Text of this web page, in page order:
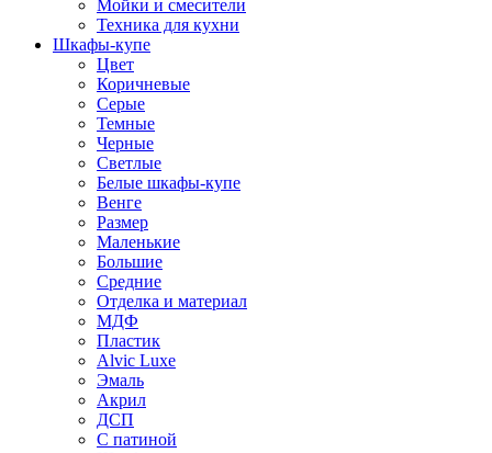
Мойки и смесители
Техника для кухни
Шкафы-купе
Цвет
Коричневые
Серые
Темные
Черные
Светлые
Белые шкафы-купе
Венге
Размер
Маленькие
Большие
Средние
Отделка и материал
МДФ
Пластик
Alvic Luxe
Эмаль
Акрил
ДСП
С патиной